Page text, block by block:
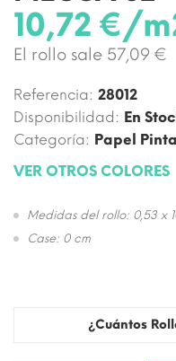
10,72 €/
El rollo sale 57,09 €
Referencia: 28012
Disponibilidad: En
Categoría: Papel
VER OTROS COLORES
Medidas del rollo: 0,53 x
Case: 0 cm
¿Cuántos